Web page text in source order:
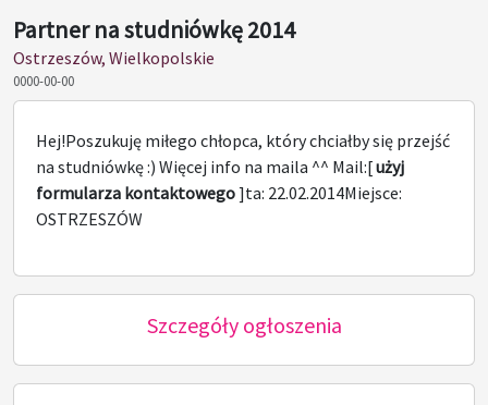
Partner na studniówkę 2014
Ostrzeszów, Wielkopolskie
0000-00-00
Hej!Poszukuję miłego chłopca, który chciałby się przejść
na studniówkę :) Więcej info na maila ^^ Mail:[użyj
formularza kontaktowego]ta: 22.02.2014Miejsce:
OSTRZESZÓW
Szczegóły ogłoszenia